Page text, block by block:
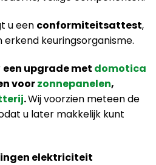
u een conformiteitsattest,
keuringsorganisme.
een upgrade met domotica
voorzonnepanelen,
.Wij voorzien meteen de
u later makkelijk kunt
elektriciteit